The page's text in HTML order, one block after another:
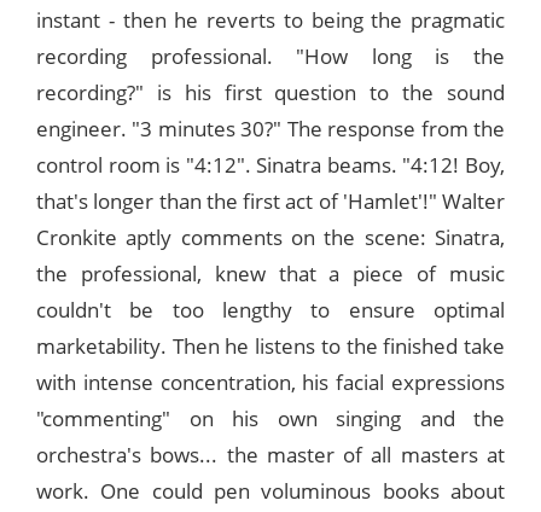
instant - then he reverts to being the pragmatic
recording professional. "How long is the
recording?" is his first question to the sound
engineer. "3 minutes 30?" The response from the
control room is "4:12". Sinatra beams. "4:12! Boy,
that's longer than the first act of 'Hamlet'!" Walter
Cronkite aptly comments on the scene: Sinatra,
the professional, knew that a piece of music
couldn't be too lengthy to ensure optimal
marketability. Then he listens to the finished take
with intense concentration, his facial expressions
"commenting" on his own singing and the
orchestra's bows... the master of all masters at
work. One could pen voluminous books about